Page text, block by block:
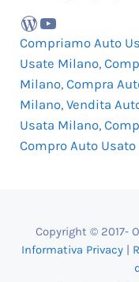
WordPress
YouTube
Compriamo Auto
Usate Milano,
Milano, Compra
Milano, Vendita
Usata Milano,
Compro Auto
Copyright © 2017-
Informativa Privacy |